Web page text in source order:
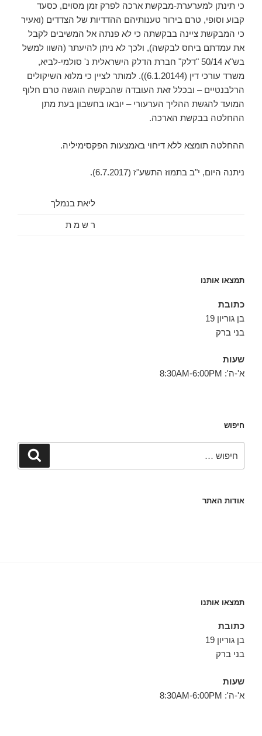
כי תינתן למערערת-מבקשת ארכה לפרק זמן מסוים, כסעד
קבוע וסופי, טרם בירור טענותיהם ההדדיות של הצדדים (ואעיר
כי המבקשת ציינה בבקשתה כי לא פנתה אל המשיבים לקבל
את עמדתם ביחס לבקשה), ולכך לא ניתן להיעתר (השוו למשל
בש"א 50/14 "דלק" חברת הדלק הישראלית נ' סולמי-לביא,
משרד עורכי דין (6.1.20144)). למותר לציין כי מלוא השיקולים
הרלבנטיים – ובכלל זאת העובדה שהבקשה הוגשה טרם חלוף
המועד להגשת ההליך הערעורי – יובאו בחשבון בעת מתן
ההחלטה בבקשת הארכה.
ההחלטה תומצא ללא דיחוי באמצעות הפקסימיליה.
ניתנה היום, ‏י"ב בתמוז התשע"ז (‏6.7.2017).
ליאת בנמלך
ר ש מ ת
תמצאו אותנו
כתובת
בן גוריון 19
בני ברק
שעות
א'-ה': 8:30AM-6:00PM
חיפוש
חיפוש
אודות האתר
תמצאו אותנו
כתובת
בן גוריון 19
בני ברק
שעות
א'-ה': 8:30AM-6:00PM